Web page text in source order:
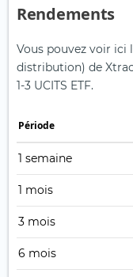
Rendements
Vous pouvez voir ici
distribution) de
1-3 UCITS ETF.
Période
1 semaine
1 mois
3 mois
6 mois